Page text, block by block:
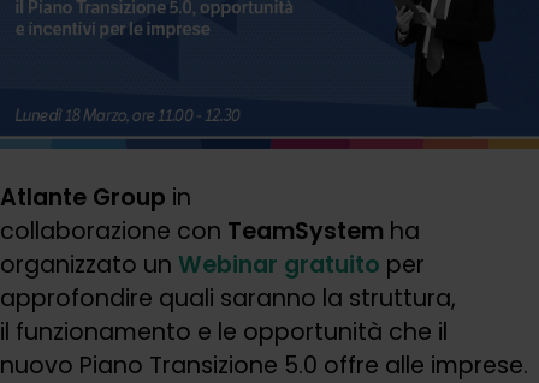
Atlante Group in
collaborazione con TeamSystem ha
organizzato un Webinar gratuito per
approfondire quali saranno la struttura,
il funzionamento e le opportunità che il
nuovo Piano Transizione 5.0 offre alle imprese.